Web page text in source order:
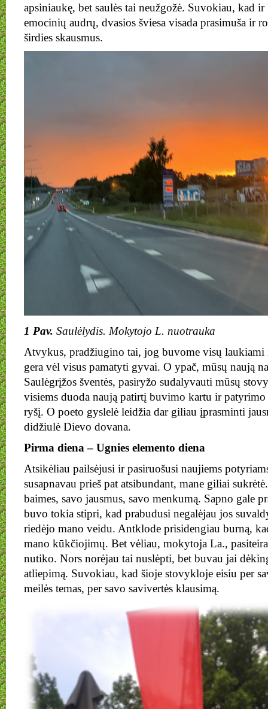
apsiniaukę, bet saulės tai neužgožė. Suvokiau, kad
emocinių audrų, dvasios šviesa visada prasimuša ir
širdies skausmus.
1 Pav. Saulėlydis. Mokytojo L. nuotrauka
Atvykus, pradžiugino tai, jog buvome visų
gera vėl visus pamatyti gyvai. O ypač, mūsų naują
Saulėgrįžos šventės, pasiryžo sudalyvauti mūsų
visiems duoda naują patirtį buvimo kartu ir patyrimo
ryšį. O poeto gyslelė leidžia dar giliau įprasminti
didžiulė Dievo dovana.
Pirma diena – Ugnies elemento diena
Atsikėliau pailsėjusi ir pasiruošusi naujiems
susapnavau prieš pat atsibundant, mane giliai
baimes, savo jausmus, savo menkumą. Sapno gale
buvo tokia stipri, kad prabudusi negalėjau jos
riedėjo mano veidu. Antklode prisidengiau burną,
mano kūkčiojimų. Bet vėliau, mokytoja La.,
nutiko. Nors norėjau tai nuslėpti, bet buvau jai
atliepimą. Suvokiau, kad šioje stovykloje eisiu per
meilės temas, per savo savivertės klausimą.